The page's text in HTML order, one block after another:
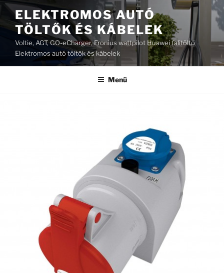
Tartalomhoz
ELEKTROMOS AUTÓ
TÖLTŐK ÉS KÁBELEK
Voltie, AGT, GO-eCharger, Fronius wattpilot Huawei falitöltő
Elektromos autó töltők és kábelek
Menü